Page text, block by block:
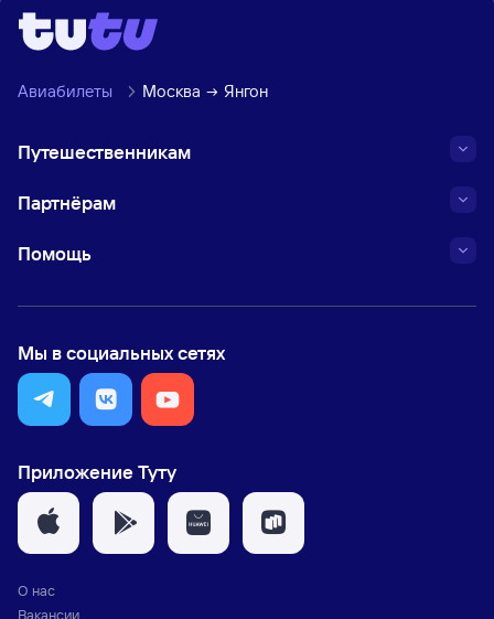
Авиабилеты Москва Янгон
Путешественникам
Партнёрам
Помощь
Мы в социальных сетях
Приложение Туту
О нас
Вакансии